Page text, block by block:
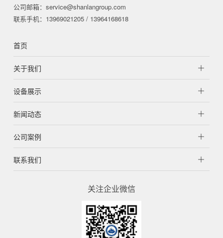
公司邮箱：service@shanlangroup.com
联系手机：13969021205 / 13964168618
首页
关于我们
设备展示
新闻动态
公司案例
联系我们
关注企业微信